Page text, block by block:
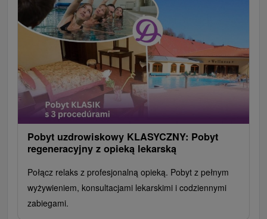
Pobyt uzdrowiskowy KLASYCZNY: Pobyt
regeneracyjny z opieką lekarską
Połącz relaks z profesjonalną opieką. Pobyt z pełnym
wyżywieniem, konsultacjami lekarskimi i codziennymi
zabiegami.